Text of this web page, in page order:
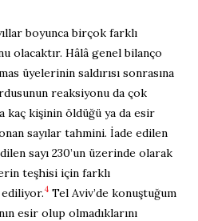
boyunca birçok farklı
olacaktır. Hâlâ genel bilanço
üyelerinin saldırısı sonrasına
reaksiyonu da çok
kaç kişinin öldüğü ya da esir
sayılar tahmini. İade edilen
sayı 230’un üzerinde olarak
teşhisi için farklı
4 Tel Aviv’de konuştuğum
esir olup olmadıklarını